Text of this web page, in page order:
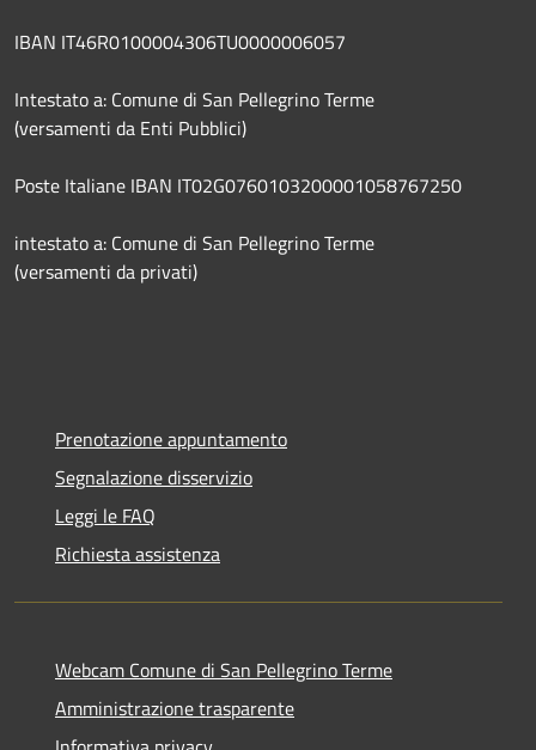
IBAN IT46R0100004306TU0000006057
Intestato a: Comune di San Pellegrino Terme
(versamenti da Enti Pubblici)
Poste Italiane IBAN IT02G0760103200001058767250
intestato a: Comune di San Pellegrino Terme
(versamenti da privati)
Prenotazione appuntamento
Segnalazione disservizio
Leggi le FAQ
Richiesta assistenza
Webcam Comune di San Pellegrino Terme
Amministrazione trasparente